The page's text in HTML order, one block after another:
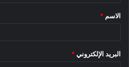
*
الاسم *
البريد الإلكتروني *